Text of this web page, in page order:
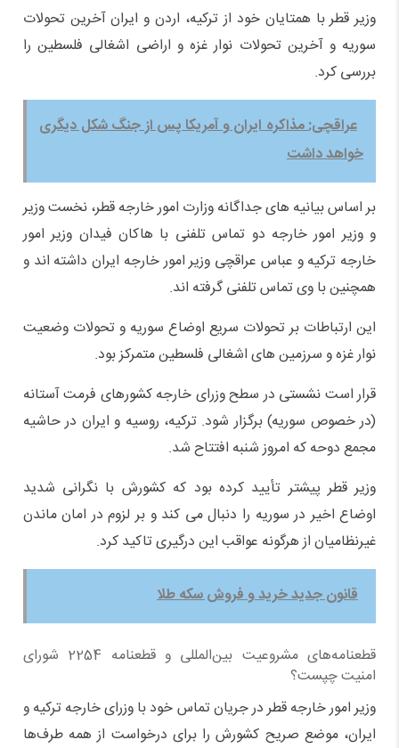
وزیر قطر با همتایان خود از ترکیه، اردن و ایران آخرین تحولات
سوریه و آخرین تحولات نوار غزه و اراضی اشغالی فلسطین را
بررسی کرد.
عراقچی: مذاکره ایران و آمریکا پس از جنگ شکل دیگری
خواهد داشت
بر اساس بیانیه های جداگانه وزارت امور خارجه قطر، نخست وزیر
و وزیر امور خارجه دو تماس تلفنی با هاکان فیدان وزیر امور
خارجه ترکیه و عباس عراقچی وزیر امور خارجه ایران داشته اند و
همچنین با وی تماس تلفنی گرفته اند.
این ارتباطات بر تحولات سریع اوضاع سوریه و تحولات وضعیت
نوار غزه و سرزمین های اشغالی فلسطین متمرکز بود.
قرار است نشستی در سطح وزرای خارجه کشورهای فرمت آستانه
(در خصوص سوریه) برگزار شود. ترکیه، روسیه و ایران در حاشیه
مجمع دوحه که امروز شنبه افتتاح شد.
وزیر قطر پیشتر تأیید کرده بود که کشورش با نگرانی شدید
اوضاع اخیر در سوریه را دنبال می کند و بر لزوم در امان ماندن
غیرنظامیان از هرگونه عواقب این درگیری تاکید کرد.
قانون جدید خرید و فروش سکه طلا
قطعنامه‌های مشروعیت بین‌المللی و قطعنامه 2254 شورای
امنیت چپست؟
وزیر امور خارجه قطر در جریان تماس خود با وزرای خارجه ترکیه و
ایران، موضع صریح کشورش را برای درخواست از همه طرف‌ها